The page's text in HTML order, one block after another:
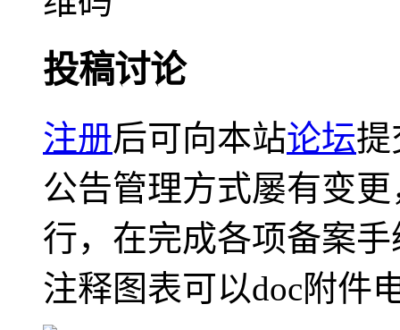
投稿讨论
注册后可向本站论坛提
公告管理方式屡有变
行，在完成各项备案
注释图表可以doc附件